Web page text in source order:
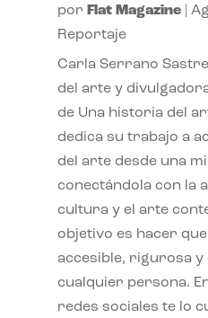
por Flat Magazine|
Reportaje
Carla Serrano
del arte y
de Una historia del
dedica su trabajo a
del arte desde una
conectándola con la
cultura y el arte
objetivo es hacer
accesible, rigurosa
cualquier persona.
redes sociales te lo